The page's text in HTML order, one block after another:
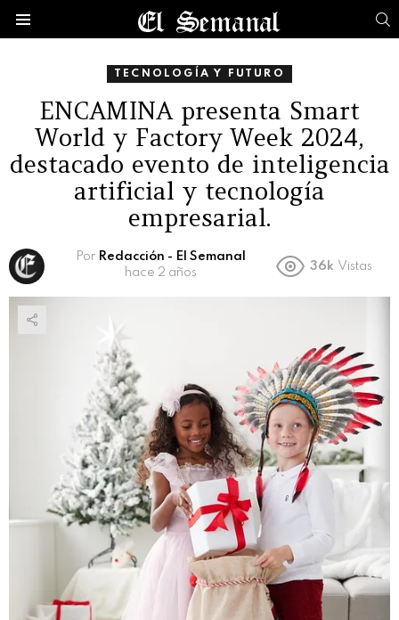
TECNOLOGÍA Y FUTURO
ENCAMINA presenta Smart
World y Factory Week 2024,
destacado evento de inteligencia
artificial y tecnología
empresarial.
Por Redacción - El Semanal
hace 2 años
36k Vistas